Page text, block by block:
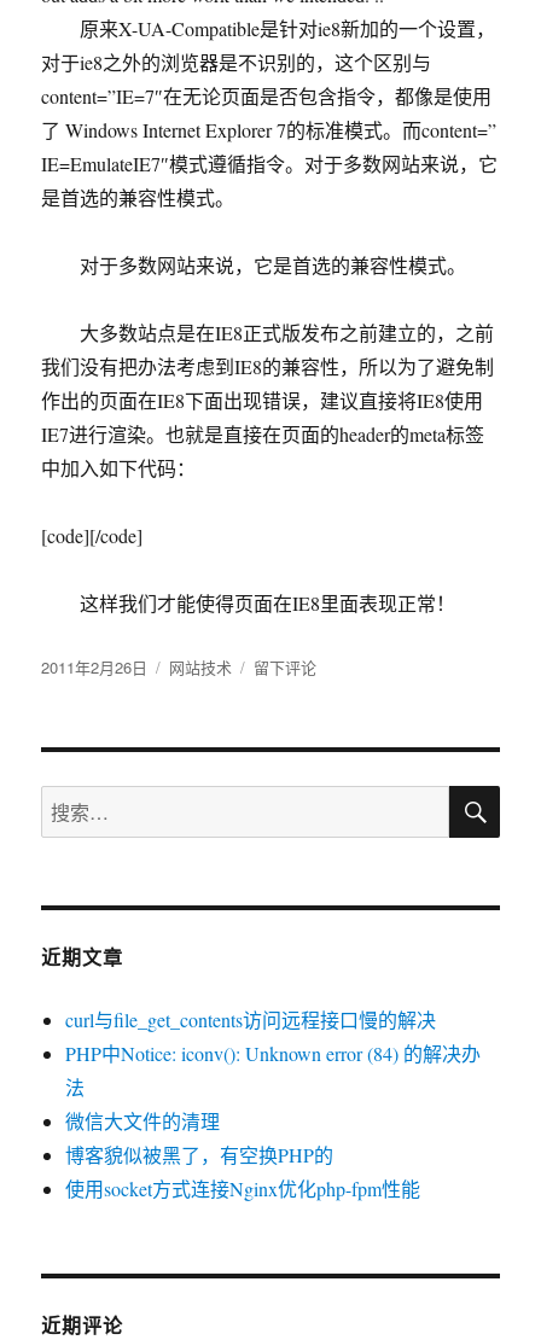
原来X-UA-Compatible是针对ie8新加的一个设置，
对于ie8之外的浏览器是不识别的，这个区别与
content=”IE=7″在无论页面是否包含指令，都像是使用
了 Windows Internet Explorer 7的标准模式。而content=”
IE=EmulateIE7″模式遵循指令。对于多数网站来说，它
是首选的兼容性模式。
对于多数网站来说，它是首选的兼容性模式。
大多数站点是在IE8正式版发布之前建立的，之前
我们没有把办法考虑到IE8的兼容性，所以为了避免制
作出的页面在IE8下面出现错误，建议直接将IE8使用
IE7进行渲染。也就是直接在页面的header的meta标签
中加入如下代码：
[code][/code]
这样我们才能使得页面在IE8里面表现正常！
发
2011年2月26日
分
网站技术
于
Meta
签
X-
留下评论
搜
索：
搜
近期文章
curl与file_get_contents访问远程接口慢的解决
PHP中Notice: iconv(): Unknown error (84) 的解决办
法
微信大文件的清理
博客貌似被黑了，有空换PHP的
使用socket方式连接Nginx优化php-fpm性能
近期评论